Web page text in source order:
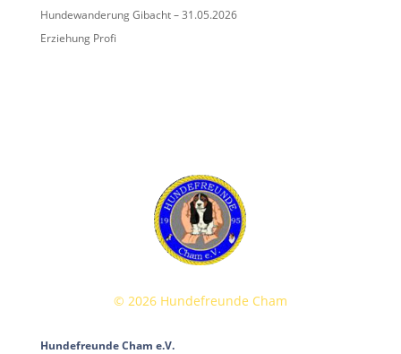
Hundewanderung Gibacht – 31.05.2026
Erziehung Profi
© 2026 Hundefreunde Cham
Hundefreunde Cham e.V.